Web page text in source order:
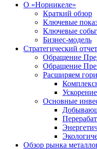
О «Норникеле»
Краткий обзор
Ключевые
Ключевые
Бизнес-модель
Стратегический отчет
Обращение
Обращение
Расширяем
Основные
Обзор рынка